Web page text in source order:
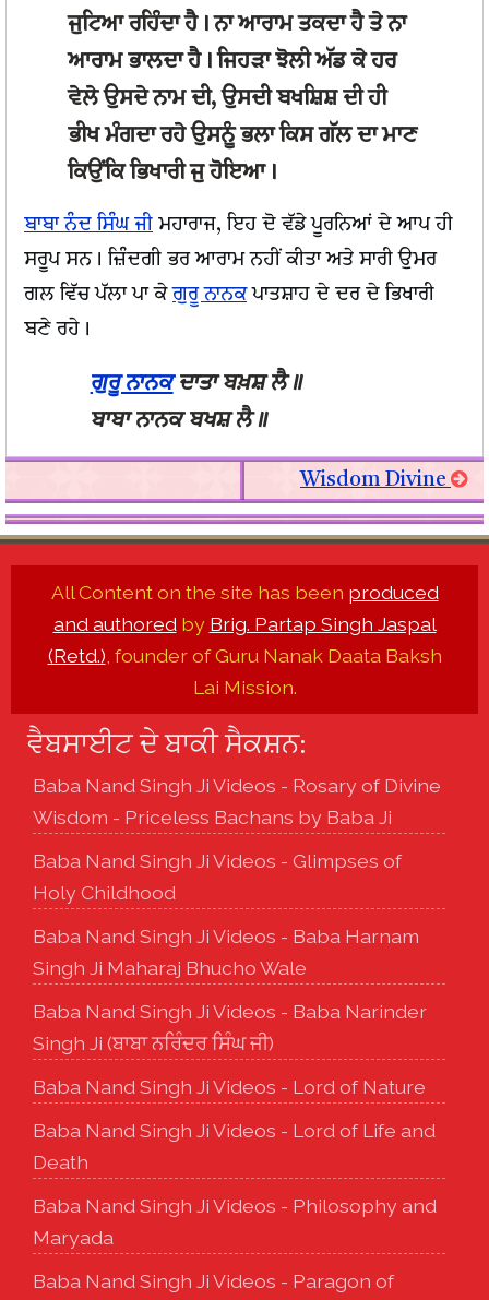
ਜੁਟਿਆ ਰਹਿੰਦਾ ਹੈ। ਨਾ ਆਰਾਮ ਤਕਦਾ ਹੈ ਤੇ ਨਾ
ਆਰਾਮ ਭਾਲਦਾ ਹੈ। ਜਿਹੜਾ ਝੋਲੀ ਅੱਡ ਕੇ ਹਰ
ਵੇਲੇ ਉਸਦੇ ਨਾਮ ਦੀ, ਉਸਦੀ ਬਖਸ਼ਿਸ਼ ਦੀ ਹੀ
ਭੀਖ ਮੰਗਦਾ ਰਹੇ ਉਸਨੂੰ ਭਲਾ ਕਿਸ ਗੱਲ ਦਾ ਮਾਣ
ਕਿਉਂਕਿ ਭਿਖਾਰੀ ਜੁ ਹੋਇਆ।
ਬਾਬਾ ਨੰਦ ਸਿੰਘ ਜੀ ਮਹਾਰਾਜ, ਇਹ ਦੋ ਵੱਡੇ ਪੂਰਨਿਆਂ ਦੇ ਆਪ ਹੀ
ਸਰੂਪ ਸਨ। ਜ਼ਿੰਦਗੀ ਭਰ ਆਰਾਮ ਨਹੀਂ ਕੀਤਾ ਅਤੇ ਸਾਰੀ ਉਮਰ
ਗਲ ਵਿੱਚ ਪੱਲਾ ਪਾ ਕੇਗੁਰੂ ਨਾਨਕਪਾਤਸ਼ਾਹ ਦੇ ਦਰ ਦੇ ਭਿਖਾਰੀ
ਬਣੇ ਰਹੇ।
ਗੁਰੂ ਨਾਨਕਦਾਤਾ ਬਖ਼ਸ਼ ਲੈ॥
ਬਾਬਾ ਨਾਨਕ ਬਖਸ਼ ਲੈ॥
Wisdom Divine
All Content on the site has been produced
and authored by Brig. Partap Singh Jaspal
(Retd.) , founder of Guru Nanak Daata Baksh
Lai Mission.
ਵੈਬਸਾਈਟ ਦੇ ਬਾਕੀ ਸੈਕਸ਼ਨ:
Baba Nand Singh Ji Videos - Rosary of Divine
Wisdom - Priceless Bachans by Baba Ji
Baba Nand Singh Ji Videos - Glimpses of
Holy Childhood
Baba Nand Singh Ji Videos - Baba Harnam
Singh Ji Maharaj Bhucho Wale
Baba Nand Singh Ji Videos - Baba Narinder
Singh Ji (ਬਾਬਾ ਨਰਿੰਦਰ ਸਿੰਘ ਜੀ)
Baba Nand Singh Ji Videos - Lord of Nature
Baba Nand Singh Ji Videos - Lord of Life and
Death
Baba Nand Singh Ji Videos - Philosophy and
Maryada
Baba Nand Singh Ji Videos - Paragon of